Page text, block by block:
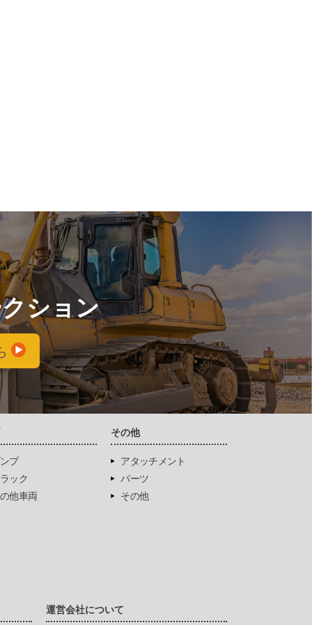
ション
プ
ック
他車両
その他
アタッチメント
パーツ
その他
運営会社について